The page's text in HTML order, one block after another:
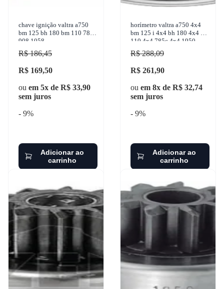
chave ignição valtra a750
bm 125 bh 180 bm 110 785c
908.1058
R$ 186,45
R$ 169,50
ou em 5x de R$ 33,90
sem juros
- 9%
Adicionar ao
carrinho
horímetro valtra a750 4x4
bm 125 i 4x4 bh 180 4x4 bm
110 4x4 785c 4x4 1950-
2017 vdo - d10001r
R$ 288,09
R$ 261,90
ou em 8x de R$ 32,74
sem juros
- 9%
Adicionar ao
carrinho